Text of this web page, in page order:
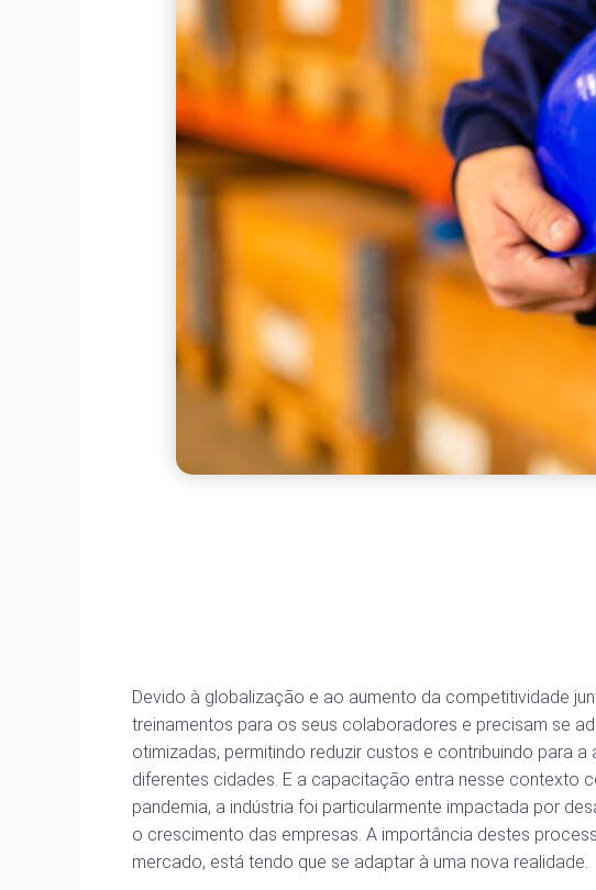
Devido à globalização e ao aumento da competitividade
treinamentos para os seus colaboradores e precisam se
otimizadas, permitindo reduzir custos e contribuindo para
diferentes cidades. E a capacitação entra nesse contexto
pandemia, a indústria foi particularmente impactada por
o crescimento das empresas. A importância destes
mercado, está tendo que se adaptar à uma nova realidade.